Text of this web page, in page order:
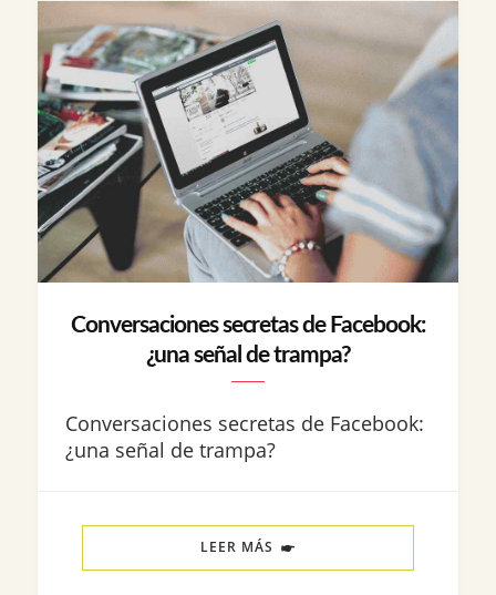
Conversaciones secretas de Facebook:
¿una señal de trampa?
Conversaciones secretas de Facebook:
¿una señal de trampa?
LEER MÁS